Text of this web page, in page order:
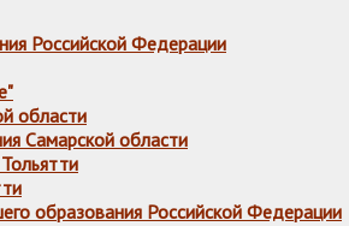
Российской Федерации
области
Самарской области
образования Российской Федерации